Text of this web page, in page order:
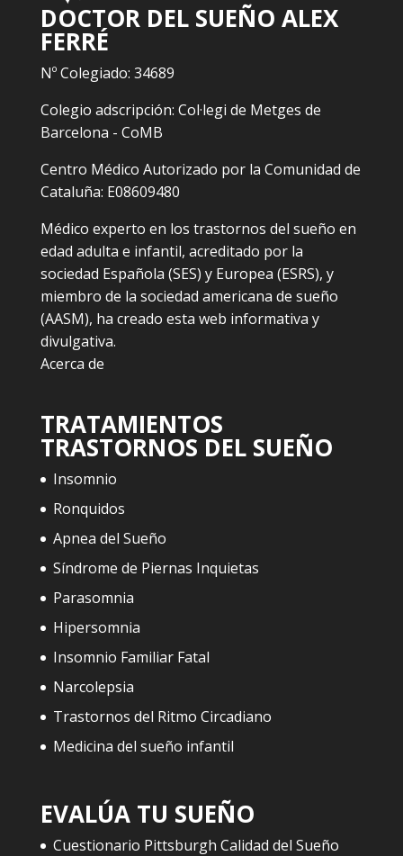
DOCTOR DEL SUEÑO ALEX
FERRÉ
Nº Colegiado: 34689
Colegio adscripción: Col·legi de Metges de
Barcelona - CoMB
Centro Médico Autorizado por la Comunidad de
Cataluña: E08609480
Médico experto en los trastornos del sueño en
edad adulta e infantil, acreditado por la
sociedad Española (SES) y Europea (ESRS), y
miembro de la sociedad americana de sueño
(AASM), ha creado esta web informativa y
divulgativa.
Acerca de
TRATAMIENTOS
TRASTORNOS DEL SUEÑO
Insomnio
Ronquidos
Apnea del Sueño
Síndrome de Piernas Inquietas
Parasomnia
Hipersomnia
Insomnio Familiar Fatal
Narcolepsia
Trastornos del Ritmo Circadiano
Medicina del sueño infantil
EVALÚA TU SUEÑO
Cuestionario Pittsburgh Calidad del Sueño